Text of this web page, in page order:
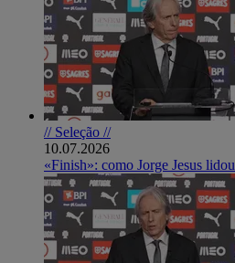
// Seleção //
10.07.2026
«Finish»: como Jorge Jesus